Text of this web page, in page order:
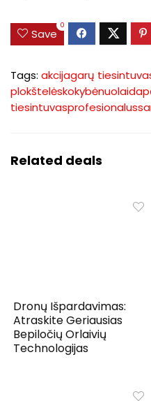
Save
0
Tags: akcijagarų
plokštelėskokybėnuolaida
tiesintuvasprofesionalus
Related deals
Dronų Išpardavimas:
Atraskite Geriausias
Bepiločių Orlaivių
Technologijas